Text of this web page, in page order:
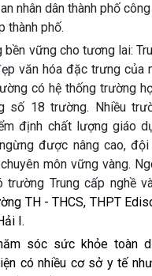
nhân dân thành phố
thành phố.
bền vững cho tương lai:
văn hóa đặc trưng của
có hệ thống trường
số 18 trường. Nhiều
định chất lượng giáo
được nâng cao,
môn vững vàng.
trường Trung cấp nghề
TH - THCS, THPT
I.
sóc sức khỏe toàn
có nhiều cơ sở y tế